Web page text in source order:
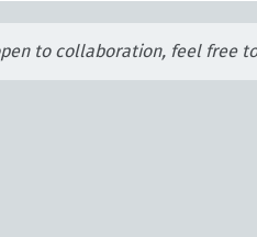
to collaboration, feel free